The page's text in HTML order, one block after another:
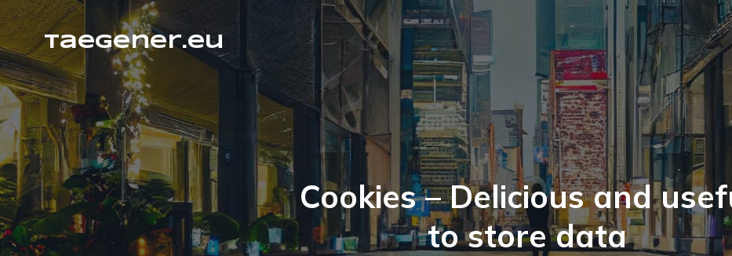
taegener.eu
Cookies – Delicious and
to store data